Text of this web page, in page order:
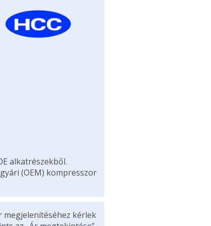
alkatrészekből.
(OEM) kompresszor
megjelenítéséhez kérlek